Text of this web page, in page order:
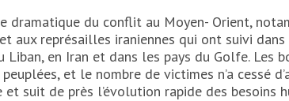
dramatique du conflit au Moyen- Orient,
aux représailles iraniennes qui ont suivi
en Iran et dans les pays du Golfe. Les
et le nombre de victimes n’a cessé
suit de près l’évolution rapide des besoins